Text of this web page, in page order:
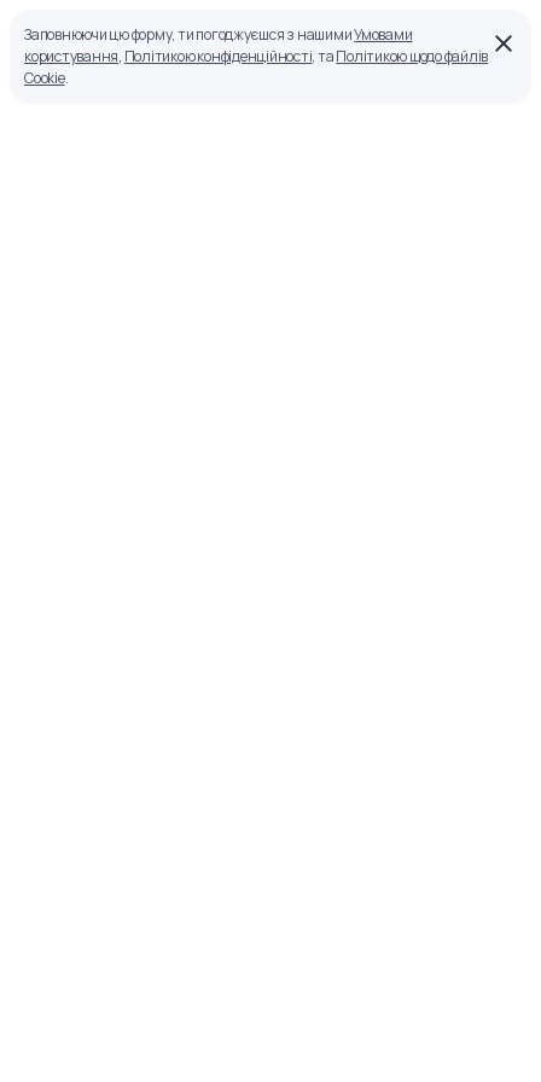
Заповнюючи цю форму, ти погоджуєшся з нашимиУмовами
користування, Політикою конфіденційності, таПолітикою щодо файлів
Cookie.